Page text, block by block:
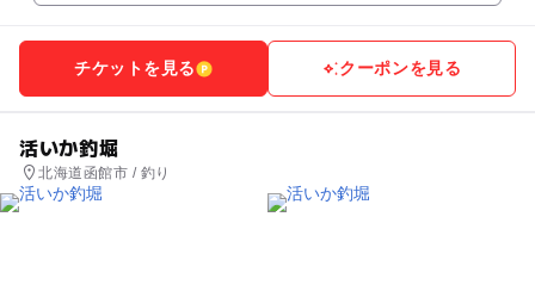
チケットを見る クーポンを見る
活いか釣堀
北海道函館市 / 釣り